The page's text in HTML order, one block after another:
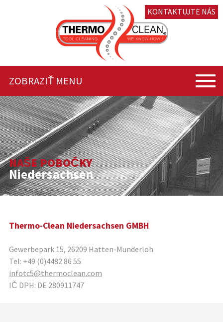
KONTAKTUJTE NÁS
ZOBRAZIŤ MENU
NAŠE POBOČKY
Niedersachsen
Thermo-Clean Niedersachsen GMBH
Gewerbepark 15, 26209 Hatten-Munderloh
Tel: +49 (0)4482 86 55
infotc5@thermoclean.com
IČ DPH: DE 280911747